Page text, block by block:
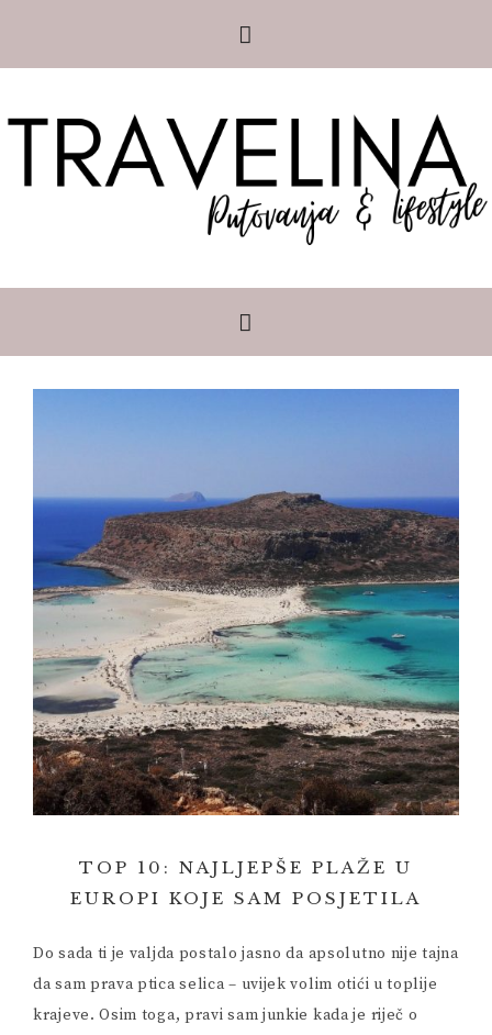
TOP 10: NAJLJEPŠE PLAŽE U
EUROPI KOJE SAM POSJETILA
Do sada ti je valjda postalo jasno da apsolutno nije tajna
da sam prava ptica selica – uvijek volim otići u toplije
krajeve. Osim toga, pravi sam junkie kada je riječ o